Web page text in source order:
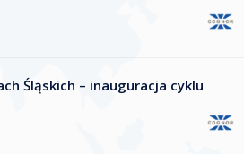
Śląskich – inauguracja cyklu